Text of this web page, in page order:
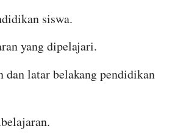
siswa.
yang dipelajari.
dan latar belakang pendidikan